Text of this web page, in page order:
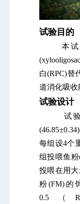
试验目的
本试验
白(RPC)替
道消化吸收
试验设计
试验选
每组设4个
组投喂鱼
投喂在用大
粉(FM)的
0.5（